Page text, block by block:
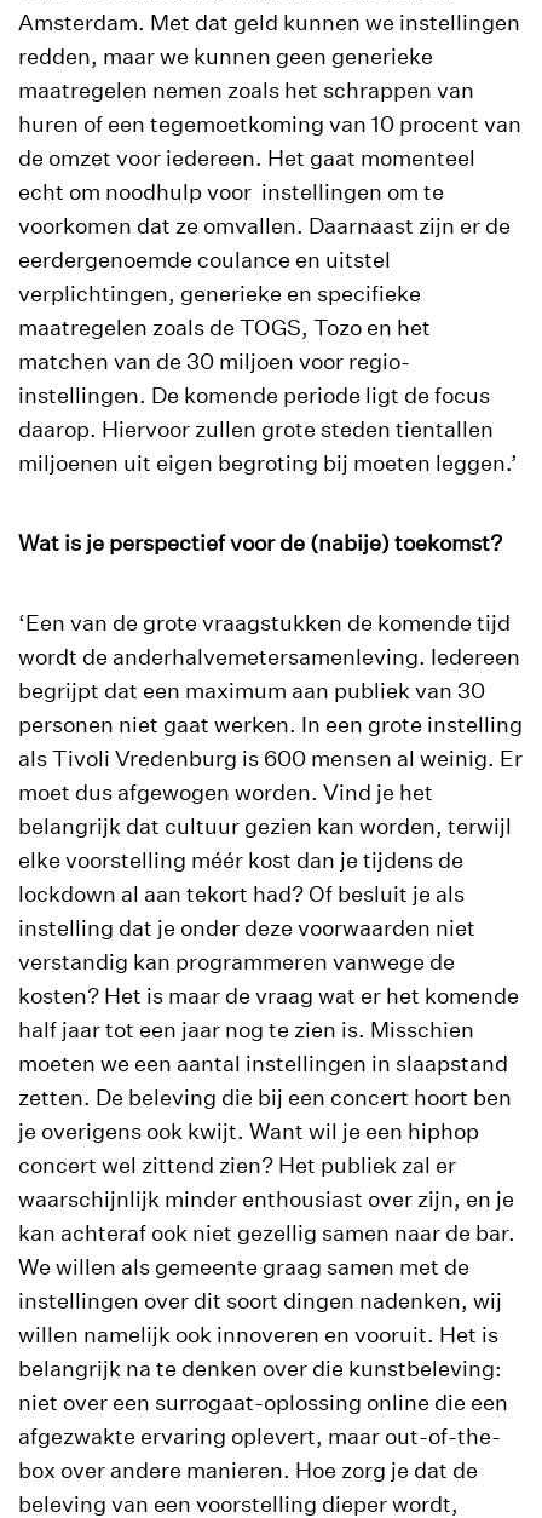
Amsterdam. Met dat geld kunnen we instellingen
redden, maar we kunnen geen generieke
maatregelen nemen zoals het schrappen van
huren of een tegemoetkoming van 10 procent van
de omzet voor iedereen. Het gaat momenteel
echt om noodhulp voor instellingen om te
voorkomen dat ze omvallen. Daarnaast zijn er de
eerdergenoemde coulance en uitstel
verplichtingen, generieke en specifieke
maatregelen zoals de TOGS, Tozo en het
matchen van de 30 miljoen voor regio-
instellingen. De komende periode ligt de focus
daarop. Hiervoor zullen grote steden tientallen
miljoenen uit eigen begroting bij moeten leggen.’
Wat is je perspectief voor de (nabije) toekomst?
‘Een van de grote vraagstukken de komende tijd
wordt de anderhalvemetersamenleving. Iedereen
begrijpt dat een maximum aan publiek van 30
personen niet gaat werken. In een grote instelling
als Tivoli Vredenburg is 600 mensen al weinig. Er
moet dus afgewogen worden. Vind je het
belangrijk dat cultuur gezien kan worden, terwijl
elke voorstelling méér kost dan je tijdens de
lockdown al aan tekort had? Of besluit je als
instelling dat je onder deze voorwaarden niet
verstandig kan programmeren vanwege de
kosten? Het is maar de vraag wat er het komende
half jaar tot een jaar nog te zien is. Misschien
moeten we een aantal instellingen in slaapstand
zetten. De beleving die bij een concert hoort ben
je overigens ook kwijt. Want wil je een hiphop
concert wel zittend zien? Het publiek zal er
waarschijnlijk minder enthousiast over zijn, en je
kan achteraf ook niet gezellig samen naar de bar.
We willen als gemeente graag samen met de
instellingen over dit soort dingen nadenken, wij
willen namelijk ook innoveren en vooruit. Het is
belangrijk na te denken over die kunstbeleving:
niet over een surrogaat-oplossing online die een
afgezwakte ervaring oplevert, maar out-of-the-
box over andere manieren. Hoe zorg je dat de
beleving van een voorstelling dieper wordt,